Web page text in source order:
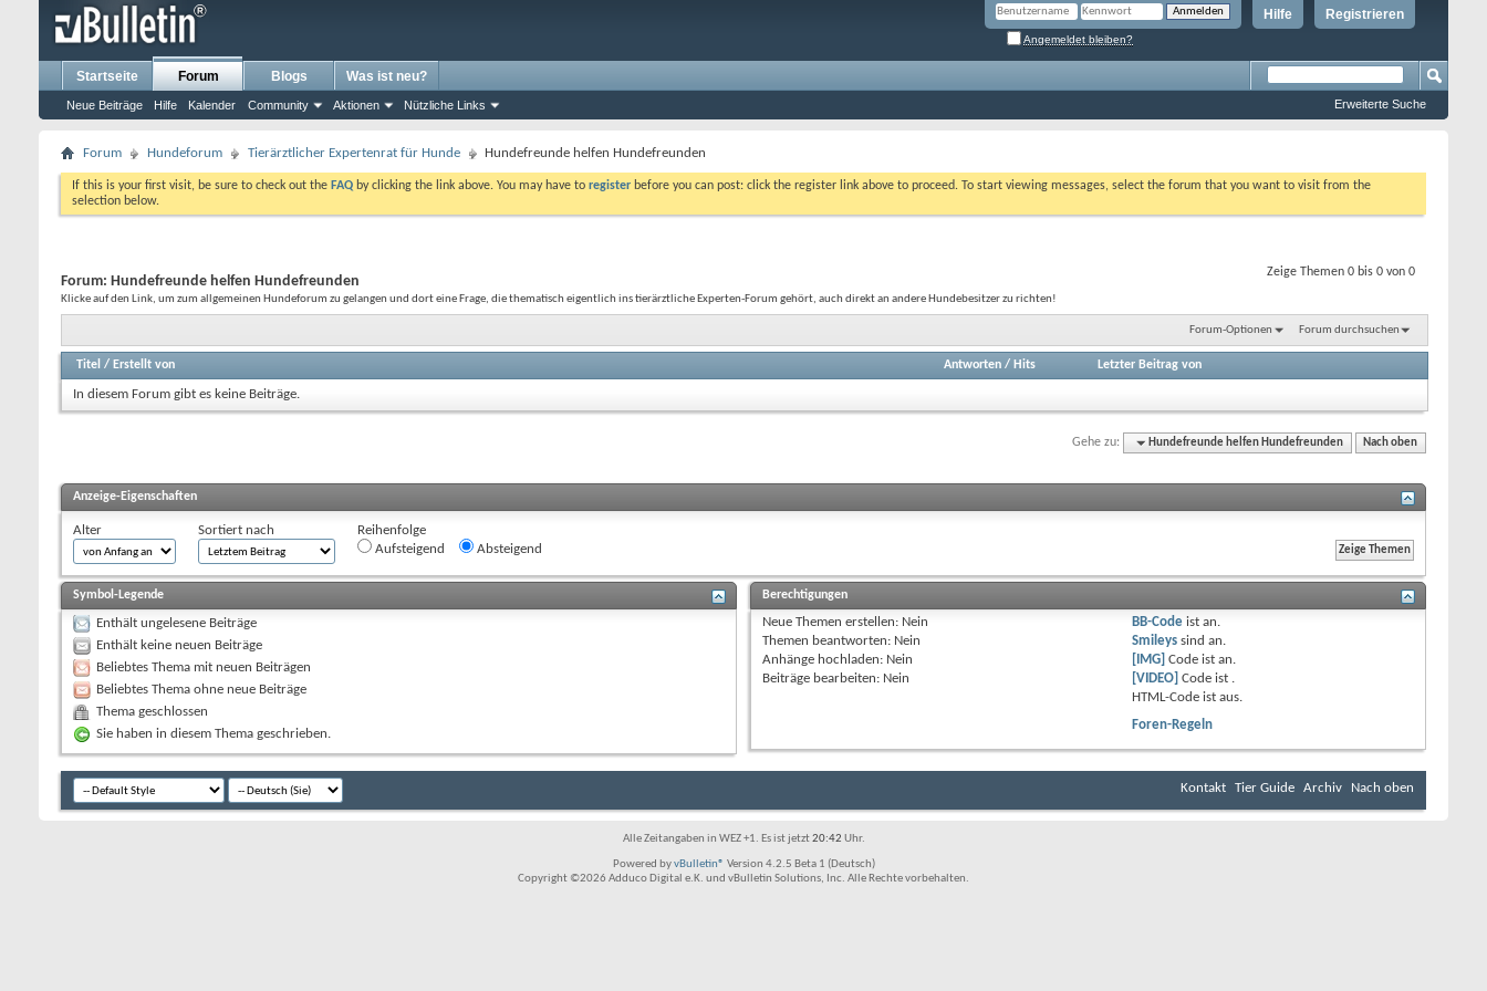
Registrieren
Hilfe
Angemeldet bleiben?
Startseite Forum
Neue Beiträge Hilfe Kalender Community Aktionen Nützliche Links
Blogs Was ist neu?
Erweiterte Suche
Forum Hundeforum Tierärztlicher Expertenrat für Hunde Hundefreunde helfen Hundefreunden
If this is your first visit, be sure to check out the FAQ by clicking the link above. You may have to register before you can post: click the register link above to proceed. To start viewing messages, select the forum that you want to visit from the
selection below.
Zeige Themen 0 bis 0 von 0
Forum: Hundefreunde helfen Hundefreunden
Klicke auf den Link, um zum allgemeinen Hundeforum zu gelangen und dort eine Frage, die thematisch eigentlich ins tierärztliche Experten-Forum gehört, auch direkt an andere Hundebesitzer zu richten!
Forum-Optionen Forum durchsuchen
Titel / Erstellt von Antworten/ Hits Letzter Beitrag von
In diesem Forum gibt es keine Beiträge.
Gehe zu: Hundefreunde helfen Hundefreunden Nach oben
Anzeige-Eigenschaften
Alter Sortiert nach
Reihenfolge
Aufsteigend
Absteigend
Symbol-Legende
Enthält ungelesene Beiträge
Enthält keine neuen Beiträge
Beliebtes Thema mit neuen Beiträgen
Beliebtes Thema ohne neue Beiträge
Thema geschlossen
Sie haben in diesem Thema geschrieben.
Berechtigungen
Neue Themen erstellen: Nein
Themen beantworten: Nein
Anhänge hochladen: Nein
Beiträge bearbeiten: Nein
BB-Code istan.
Smileys sindan.
[IMG] Code istan.
[VIDEO] Code ist .
HTML-Code istaus.
Foren-Regeln
Kontakt Tier Guide Archiv Nach oben
Alle Zeitangaben in WEZ +1. Es ist jetzt20:42 Uhr.
Powered byvBulletin® Version 4.2.5 Beta 1 (Deutsch)
Copyright ©2026 Adduco Digital e.K. und vBulletin Solutions, Inc. Alle Rechte vorbehalten.